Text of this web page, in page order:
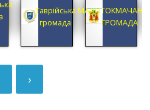
Таврійська
громада
ГРОМАДА
›